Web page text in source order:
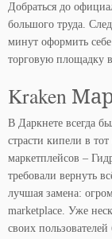
Добраться до
большого труда.
минут оформить
торговую площадку
Kraken
В Даркнете всегда
страсти кипели в
маркетплейсов –
требовали вернуть
лучшая замена:
marketplace. Уже
своих